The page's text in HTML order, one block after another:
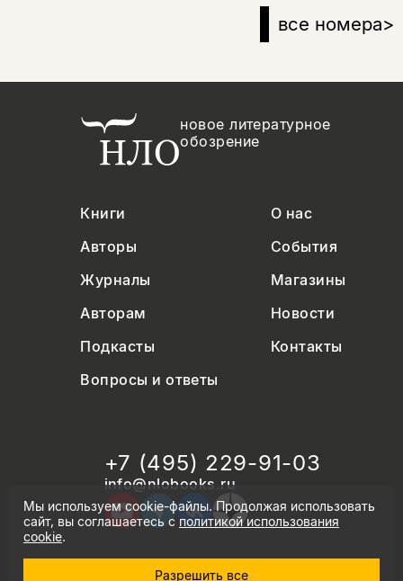
все номера>
новое литературное
обозрение
Книги
О нас
Авторы
События
Журналы
Магазины
Авторам
Новости
Подкасты
Контакты
Вопросы и ответы
+7 (495) 229-91-03
info@nlobooks.ru
© Новое литературное обозрение. 2026
Мы используем cookie-файлы. Продолжая использовать
сайт, вы соглашаетесь сполитикой использования
cookie.
Разрешить все